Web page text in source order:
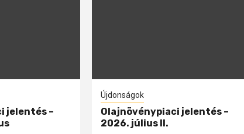
jelentés –
Újdonságok
Olajnövénypiaci jelentés –
2026. július II.